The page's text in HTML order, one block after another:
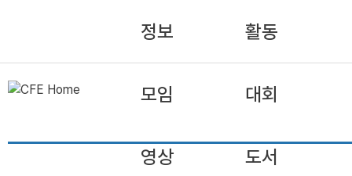
정보 활동
모임 대회
영상 도서